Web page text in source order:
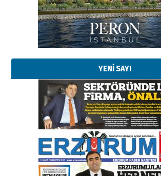
YENİ SAYI
02 Ağustos 2026 Pazar
Kadir SABUNCUOĞLU
Erzurumspor’un köşe taşları
29 Haziran 2026 Pazartesi
Kenan GÜLERCİ
Murat Şahsuvaroğlu ERKON’da
çıtayı yukarı taşırken,
yönetimdekiler aşağı
çekmemeli!
17 Şubat 2026 SalıOrhan BOZKURT
Bir fotoğraf, bir şehir, bir
gazeteci… Dizginler kimin
elinde?
31 Mart 2026 Salı
A. Berhan Yılmaz